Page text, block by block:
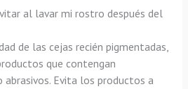
al lavar mi rostro después del
de las cejas recién pigmentadas,
que contengan
abrasivos. Evita los productos a